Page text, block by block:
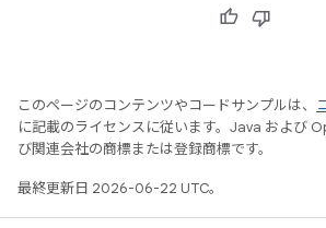
このページのコンテンツやコードサンプルは、
に記載のライセンスに従います。Java および
び関連会社の商標または登録商標です。
最終更新日 2026-06-22 UTC。